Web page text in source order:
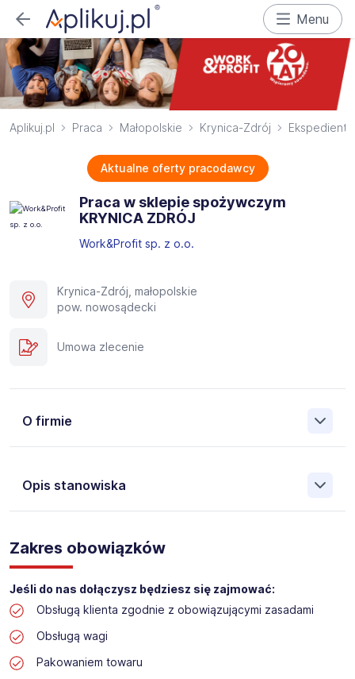
Menu
Aplikuj.pl Praca Małopolskie Krynica-Zdrój Ekspedient
Aktualne oferty pracodawcy
Praca w sklepie spożywczym
KRYNICA ZDRÓJ
Work&Profit sp. z o.o.
Krynica-Zdrój, małopolskie
pow. nowosądecki
Umowa zlecenie
O firmie
Opis stanowiska
Pośrednictwa Pracy i Doradztwa Personalnego Work &
Profit jest obecnie jedną z największych niezależnych
polskich agencji zatrudnienia. W ciągu wielu lat naszej
działalności daliśmy pracę przeszło 50 000 pracowników
w całym kraju. Skutecznie znajdujemy pracowników dla
największych firm, jak również małych rodzinnych
przedsiębiorstw w Polsce. Agencja jest wpisana pod nr
Zakres obowiązków
Jeśli do nas dołączysz będziesz się zajmować:
Obsługą klienta zgodnie z obowiązującymi zasadami
Obsługą wagi
Pakowaniem towaru